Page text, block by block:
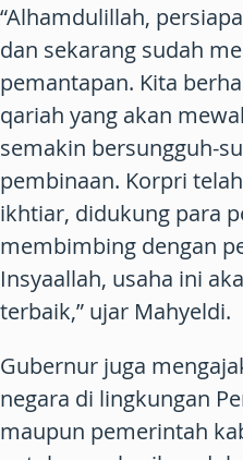
“Alhamdulillah,
dan sekarang sudah
pemantapan. Kita
qariah yang akan
semakin bersungguh-
pembinaan. Korpri
ikhtiar, didukung para
membimbing dengan
Insyaallah, usaha ini
terbaik,” ujar Mahyeldi.
Gubernur juga
negara di lingkungan
maupun pemerintah